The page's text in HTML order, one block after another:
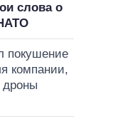
слова о
покушение
компании,